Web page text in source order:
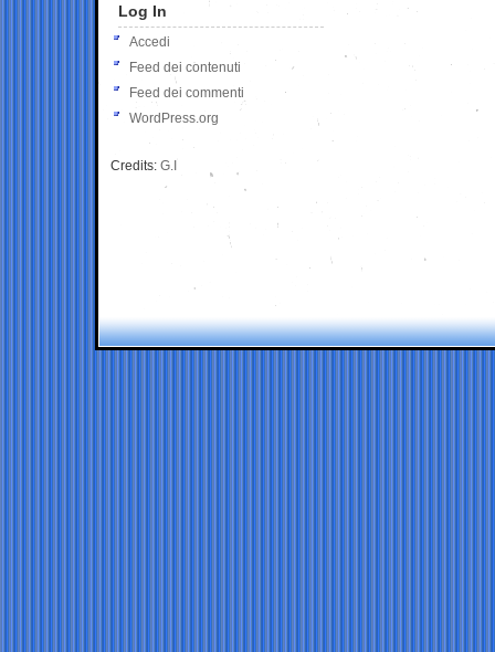
Log In
Accedi
Feed dei contenuti
Feed dei commenti
WordPress.org
Credits: G.I